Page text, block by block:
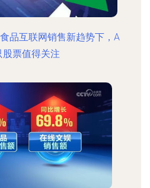
品互联网销售新趋势下，A
股票值得关注